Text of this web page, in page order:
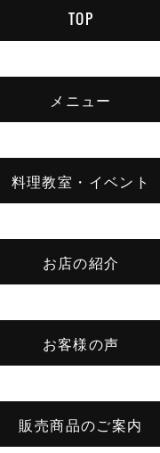
TOP
メニュー
料理教室・イベント
お店の紹介
お客様の声
販売商品のご案内